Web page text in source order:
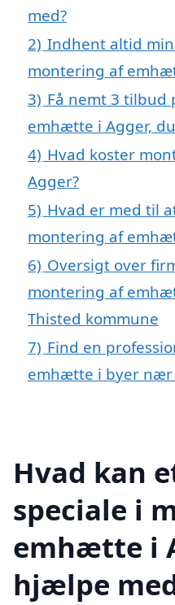
med?
2) Indhent altid
montering af
3) Få nemt 3 tilbud
emhætte i Agger,
4) Hvad koster
Agger?
5) Hvad er med til
montering af
6) Oversigt over
montering af
Thisted kommune
7) Find en
emhætte i byer nær
Hvad kan
speciale i
emhætte i
hjælpe